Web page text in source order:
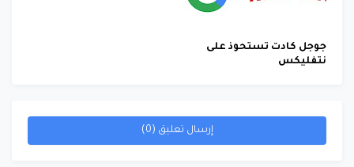
جوجل كادت تستحوذ على
نتفليكس
إرسال تعليق (0)